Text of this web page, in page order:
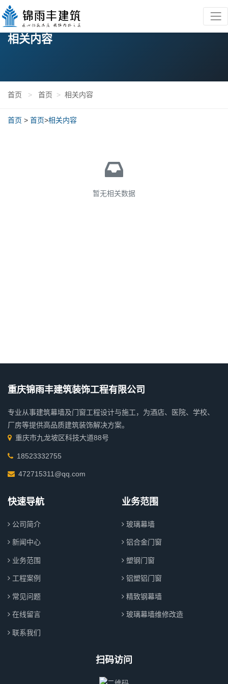
相关内容
首页 > 首页 > 相关内容
首页 > 首页>相关内容
暂无相关数据
重庆锦雨丰建筑装饰工程有限公司
专业从事建筑幕墙及门窗工程设计与施工，为酒店、医院、学校、
厂房等提供高品质建筑装饰解决方案。
重庆市九龙坡区科技大道88号
18523332755
472715311@qq.com
快速导航
公司简介
新闻中心
业务范围
工程案例
常见问题
在线留言
联系我们
业务范围
玻璃幕墙
铝合金门窗
塑钢门窗
铝塑铝门窗
精致钢幕墙
玻璃幕墙维修改造
扫码访问